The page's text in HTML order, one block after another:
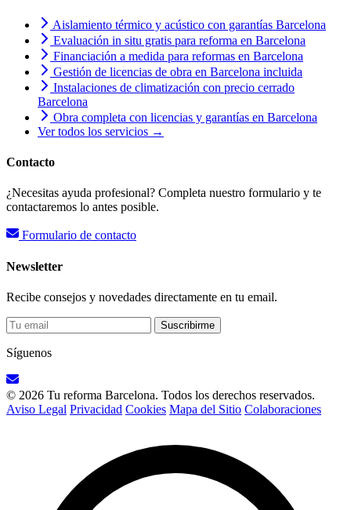
Aislamiento térmico y acústico con garantías Barcelona
Evaluación in situ gratis para reforma en Barcelona
Financiación a medida para reformas en Barcelona
Gestión de licencias de obra en Barcelona incluida
Instalaciones de climatización con precio cerrado
Barcelona
Obra completa con licencias y garantías en Barcelona
Ver todos los servicios →
Contacto
¿Necesitas ayuda profesional? Completa nuestro formulario y te
contactaremos lo antes posible.
Formulario de contacto
Newsletter
Recibe consejos y novedades directamente en tu email.
Suscribirme
Síguenos
© 2026 Tu reforma Barcelona. Todos los derechos reservados.
Aviso Legal Privacidad Cookies Mapa del Sitio Colaboraciones